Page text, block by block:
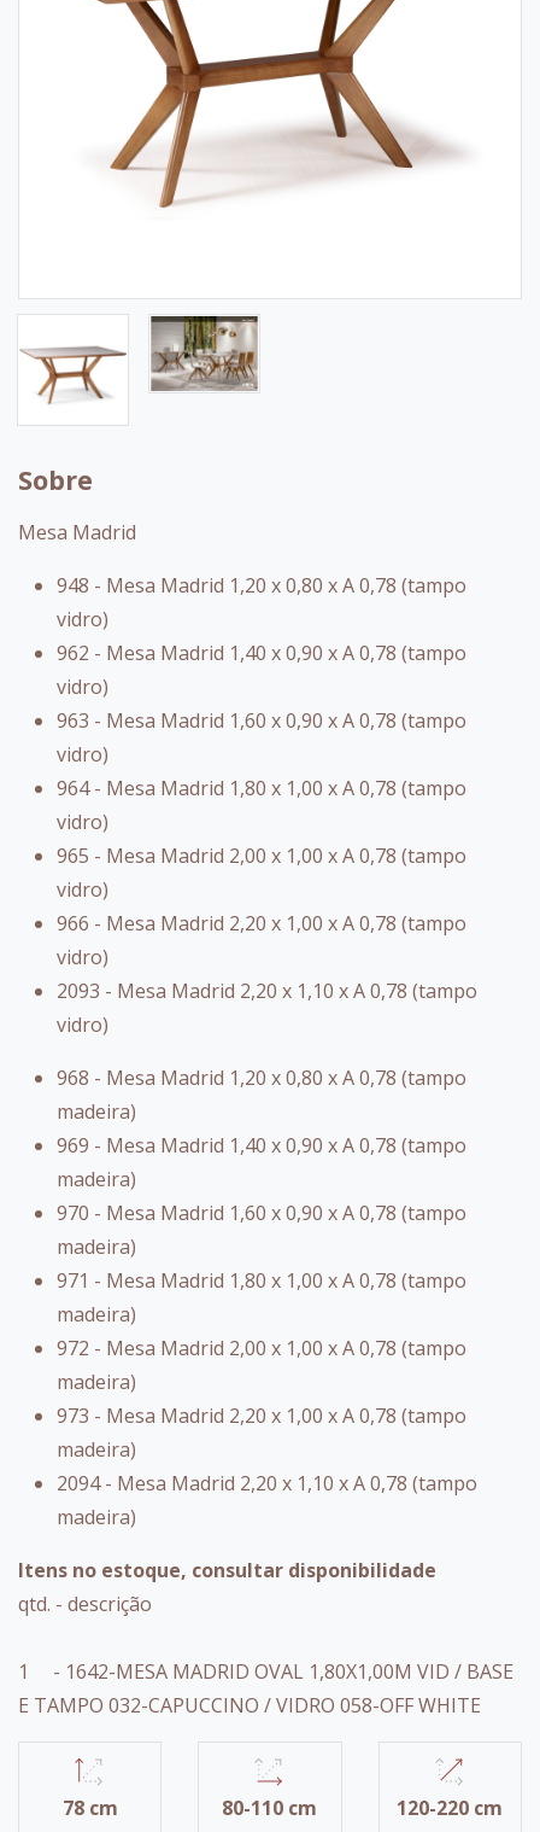
Sobre
Mesa Madrid
948 - Mesa Madrid 1,20 x 0,80 x A 0,78 (tampo
vidro)
962 - Mesa Madrid 1,40 x 0,90 x A 0,78 (tampo
vidro)
963 - Mesa Madrid 1,60 x 0,90 x A 0,78 (tampo
vidro)
964 - Mesa Madrid 1,80 x 1,00 x A 0,78 (tampo
vidro)
965 - Mesa Madrid 2,00 x 1,00 x A 0,78 (tampo
vidro)
966 - Mesa Madrid 2,20 x 1,00 x A 0,78 (tampo
vidro)
2093 - Mesa Madrid 2,20 x 1,10 x A 0,78 (tampo
vidro)
968 - Mesa Madrid 1,20 x 0,80 x A 0,78 (tampo
madeira)
969 - Mesa Madrid 1,40 x 0,90 x A 0,78 (tampo
madeira)
970 - Mesa Madrid 1,60 x 0,90 x A 0,78 (tampo
madeira)
971 - Mesa Madrid 1,80 x 1,00 x A 0,78 (tampo
madeira)
972 - Mesa Madrid 2,00 x 1,00 x A 0,78 (tampo
madeira)
973 - Mesa Madrid 2,20 x 1,00 x A 0,78 (tampo
madeira)
2094 - Mesa Madrid 2,20 x 1,10 x A 0,78 (tampo
madeira)
Itens no estoque, consultar disponibilidade
qtd. - descrição
1 - 1642-MESA MADRID OVAL 1,80X1,00M VID / BASE
E TAMPO 032-CAPUCCINO / VIDRO 058-OFF WHITE
78 cm
80-110 cm
120-220 cm